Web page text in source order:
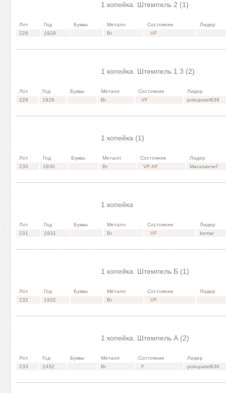
1 копейка. Штемпель 2 (1)
Лот Год Буквы Металл Состояние
Лидер
228
1928 Br VF
1 копейка. Штемпель 1.3 (2)
Лот Год Буквы Металл Состояние
Лидер
229
1928 Br VF pokupatel636
1 копейка (1)
Лот Год Буквы Металл Состояние
Лидер
230
1930 Br VF-XF МагазинчеГ
1 копейка
Лот Год Буквы Металл Состояние
Лидер
231
1931 Br VF komar
1 копейка. Штемпель Б (1)
Лот Год Буквы Металл Состояние
Лидер
232
1932 Br VF
1 копейка. Штемпель А (2)
Лот Год Буквы Металл Состояние
Лидер
233
1932 Br F pokupatel636